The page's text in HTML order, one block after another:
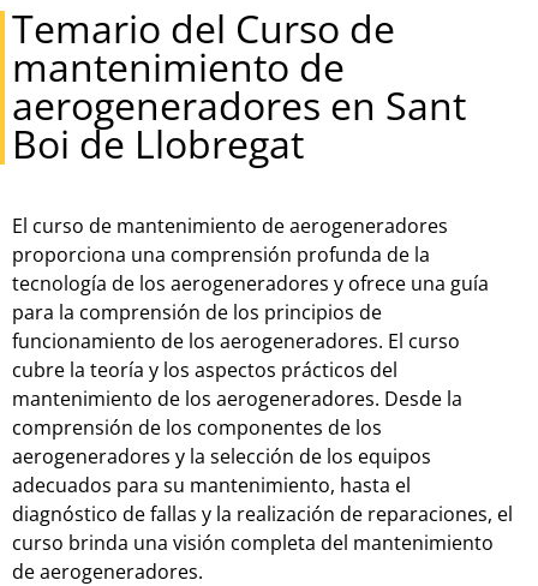
Temario del Curso de
mantenimiento de
aerogeneradores en Sant
Boi de Llobregat
El curso de mantenimiento deaerogeneradores
proporciona una comprensión profunda de la
tecnología de los aerogeneradores y ofrece una guía
para la comprensión de los principios de
funcionamiento de los aerogeneradores. El curso
cubre la teoría y los aspectos prácticos del
mantenimiento de los aerogeneradores. Desde la
comprensión de los componentes de los
aerogeneradores y la selección de los equipos
adecuados para su mantenimiento, hasta el
diagnóstico defallas y la realización de reparaciones, el
curso brinda una visión completa del mantenimiento
deaerogeneradores.